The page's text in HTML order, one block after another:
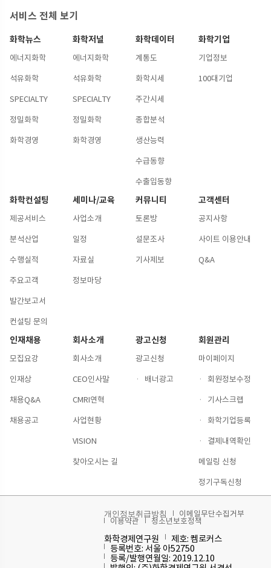
서비스 전체 보기
화학뉴스
에너지화학
석유화학
SPECIALTY
정밀화학
화학경영
화학저널
에너지화학
석유화학
SPECIALTY
정밀화학
화학경영
화학데이터
계통도
화학시세
주간시세
종합분석
생산능력
수급동향
수출입동향
화학기업
기업정보
100대기업
화학컨설팅
제공서비스
분석산업
수행실적
주요고객
발간보고서
컨설팅 문의
세미나/교육
사업소개
일정
자료실
정보마당
커뮤니티
토론방
설문조사
기사제보
고객센터
공지사항
사이트 이용안내
Q&A
인재채용
모집요강
인재상
채용Q&A
채용공고
회사소개
회사소개
CEO인사말
CMRI연혁
사업현황
VISION
찾아오시는 길
광고신청
광고신청
·
배너광고
회원관리
마이페이지
·
회원정보수정
·
기사스크랩
·
화학기업등록
·
결제내역확인
메일링 신청
정기구독신청
개인정보취급방침 이메일무단수집거부
이용약관 청소년보호정책
화학경제연구원
제호: 켐로커스
등록번호: 서울 아52750
등록/발행연월일: 2019.12.10